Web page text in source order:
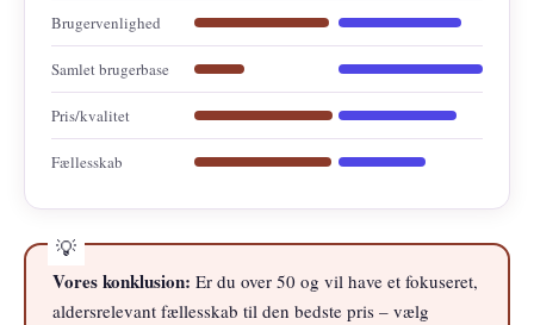
Brugervenlighed
Samlet brugerbase
Pris/kvalitet
Fællesskab
Vores konklusion: Er du over 50 og vil have et fokuseret,
aldersrelevant fællesskab til den bedste pris – vælg